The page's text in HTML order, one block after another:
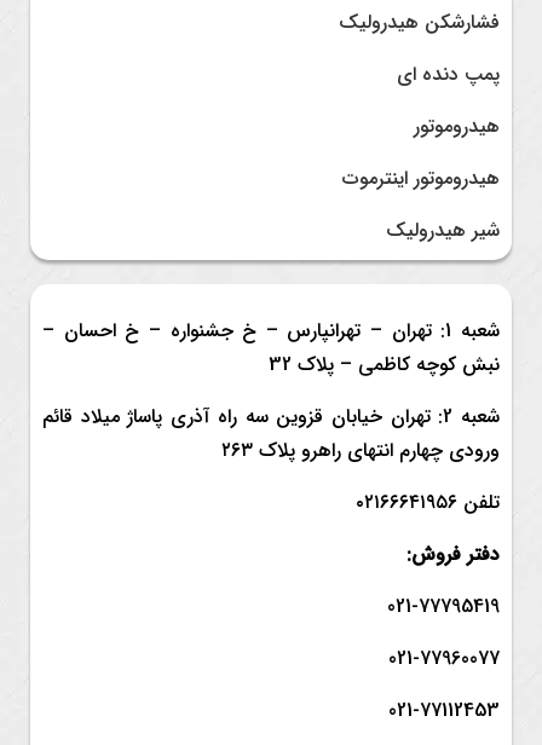
فشارشکن هیدرولیک
پمپ دنده ای
هیدروموتور
هیدروموتور اینترموت
شیر هیدرولیک
شعبه 1: تهران – تهرانپارس – خ جشنواره – خ احسان –
نبش کوچه کاظمی – پلاک 32
شعبه 2: تهران خیابان قزوین سه راه آذری پاساژ میلاد قائم
ورودی چهارم انتهای راهرو پلاک ۲۶۳
تلفن ۰۲۱۶۶۶۴۱۹۵۶
دفتر فروش:
021-77795419
021-77960077
021-77112453